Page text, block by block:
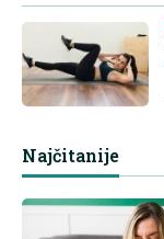
Najčitanije